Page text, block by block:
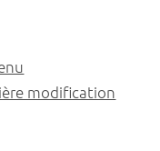
modification